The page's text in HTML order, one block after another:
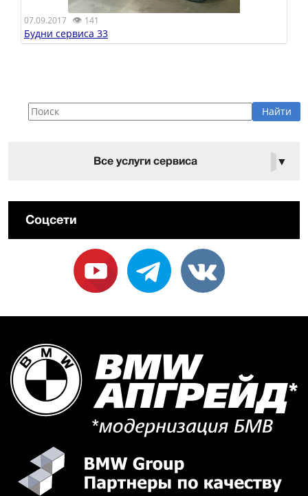
07.09.2017 👁 141
Будни сервиса 33
Все услуги сервиса ▼
Соцсети